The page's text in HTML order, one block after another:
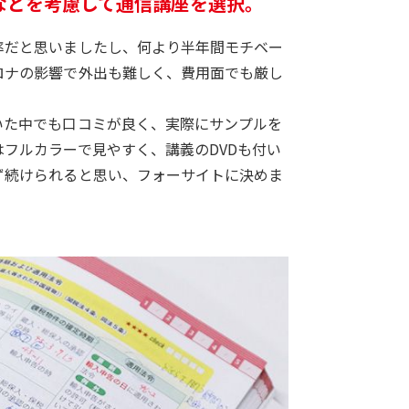
と思いましたし、何より半年間モチベー
の影響で外出も難しく、費用面でも厳し
中でも口コミが良く、実際にサンプルを
ルカラーで見やすく、講義のDVDも付い
けられると思い、フォーサイトに決めま